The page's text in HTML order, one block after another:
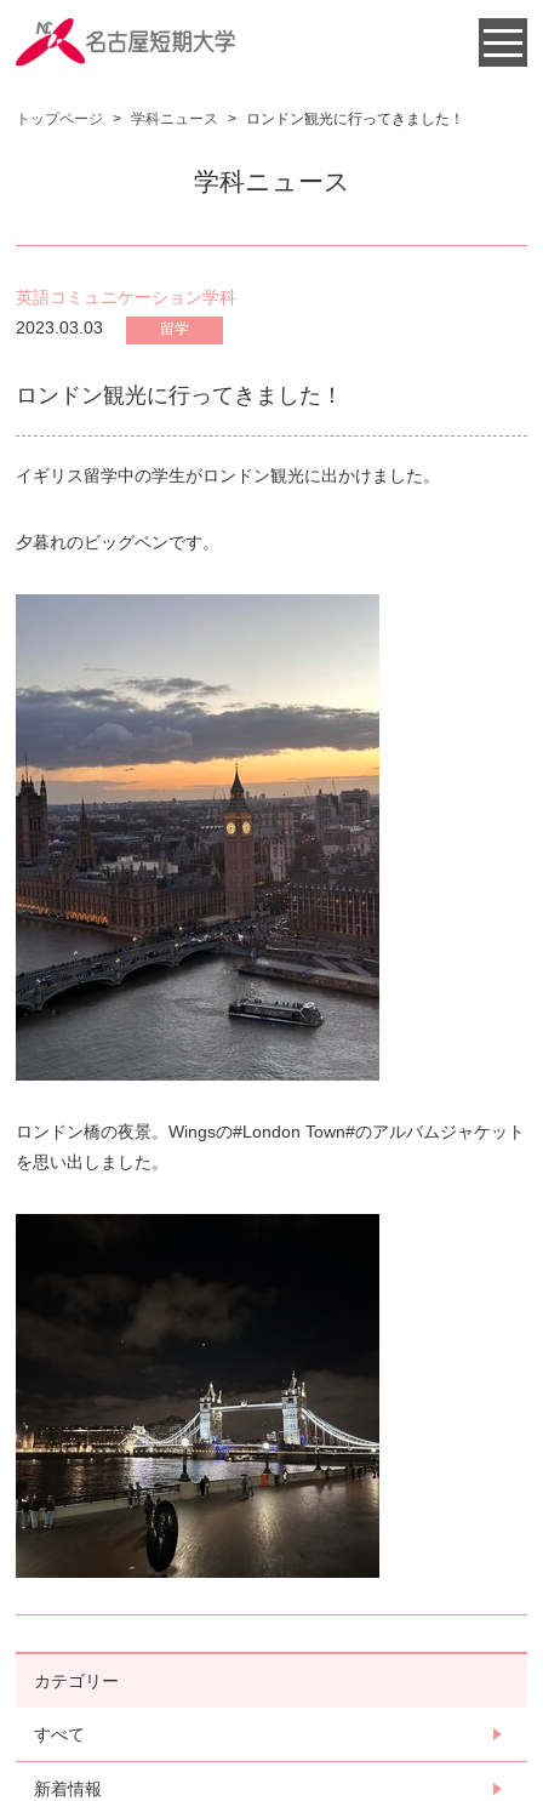
トップページ > 学科ニュース > ロンドン観光に行ってきました！
学科ニュース
英語コミュニケーション学科
2023.03.03
留学
ロンドン観光に行ってきました！
イギリス留学中の学生がロンドン観光に出かけました。
夕暮れのビッグベンです。
ロンドン橋の夜景。Wingsの#London Town#のアルバムジャケット
を思い出しました。
カテゴリー
すべて
新着情報